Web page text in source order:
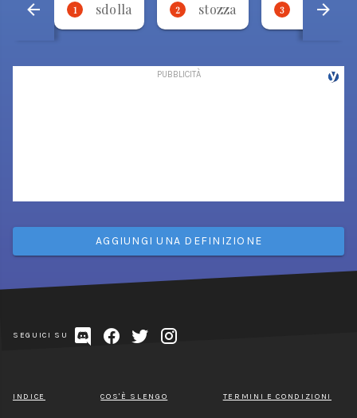
1 sdolla 2 stozza 3 ncul a
AGGIUNGI UNA DEFINIZIONE
SEGUICI SU
INDICE COS'È SLENGO TERMINI E CONDIZIONI